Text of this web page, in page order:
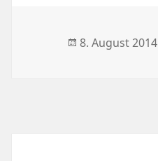
Veröffentlicht
8. August 2014